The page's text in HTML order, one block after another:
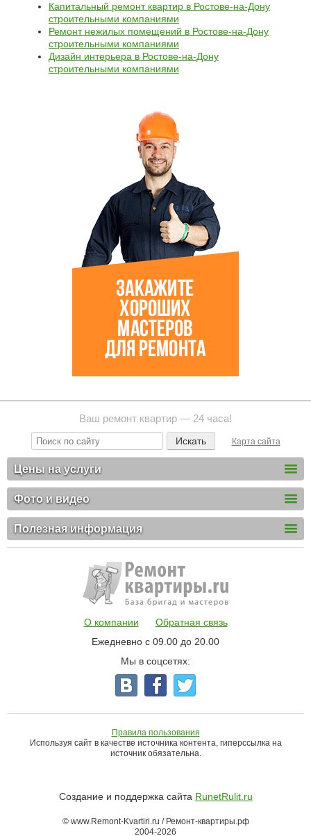
Капитальный ремонт квартир в Ростове-на-Дону
строительными компаниями
Ремонт нежилых помещений в Ростове-на-Дону
строительными компаниями
Дизайн интерьера в Ростове-на-Дону
строительными компаниями
Ваш ремонт квартир — 24 часа!
Карта сайта
Цены на услуги
Фото и видео
Полезная информация
О компании
Обратная связь
Ежедневно с 09.00 до 20.00
Мы в соцсетях:
Правила пользования
Используя сайт в качестве источника контента, гиперссылка на
источник обязательна.
Создание и поддержка сайта RunetRulit.ru
© www.Remont-Kvartiri.ru / Ремонт-квартиры.рф
2004-2026